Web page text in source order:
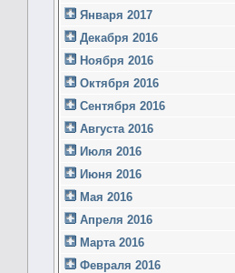
Января 2017
Декабря 2016
Ноября 2016
Октября 2016
Сентября 2016
Августа 2016
Июля 2016
Июня 2016
Мая 2016
Апреля 2016
Марта 2016
Февраля 2016